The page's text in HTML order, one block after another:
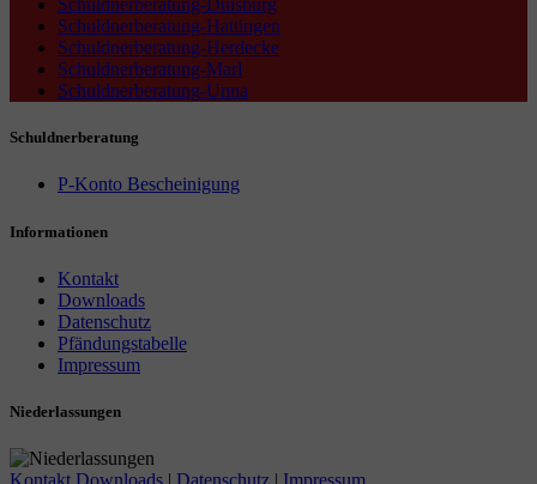
Schuldnerberatung-Duisburg
Schuldnerberatung-Hattingen
Schuldnerberatung-Herdecke
Schuldnerberatung-Marl
Schuldnerberatung-Unna
Schuldnerberatung
P-Konto Bescheinigung
Informationen
Kontakt
Downloads
Datenschutz
Pfändungstabelle
Impressum
Niederlassungen